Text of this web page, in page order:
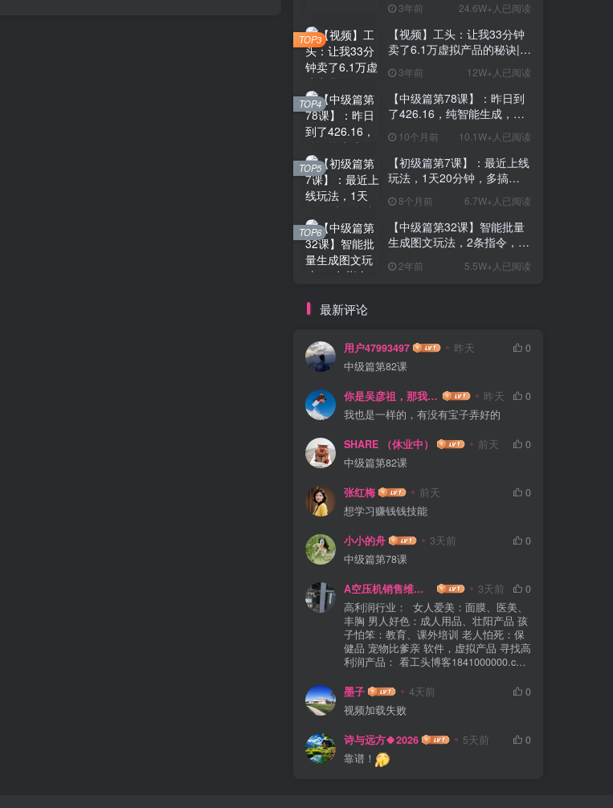
3年前 24.6W+人已阅读
【视频】工头：让我33分钟
卖了6.1万虚拟产品的秘诀|0
基础7天玩赚网络副业
3年前 12W+人已阅读
TOP3
【中级篇第78课】：昨日到
了426.16，纯智能生成，去
除痕迹！1天20分钟，1个月
多产8000+？
10个月前 10.1W+人已阅读
TOP4
【初级篇第7课】：最近上线
玩法，1天20分钟，多搞
100+，有人1天8000+？【亲
测有效】
8个月前 6.7W+人已阅读
TOP5
【中级篇第32课】智能批量
生成图文玩法，2条指令，每
950.04?？
2年前 5.5W+人已阅读
TOP6
最新评论
用户47993497 昨天
0
中级篇第82课
你是吴彦祖，那我是谁 昨天
0
我也是一样的，有没有宝子弄好的
SHARE （休业中） 前天
0
中级篇第82课
张红梅 前天
0
想学习赚钱钱技能
小小的舟 3天前
0
中级篇第78课
A空压机销售维修保养 3天前
0
高利润行业： 女人爱美：面膜、医美、
丰胸 男人好色：成人用品、壮阳产品 孩
子怕笨：教育、课外培训 老人怕死：保
健品 宠物比爹亲 软件，虚拟产品 寻找高
利润产品： 看工头博客1841000000.com
服务系统 流量系统 营销系统
墨子 4天前
0
视频加载失败
诗与远方🍀2026 5天前
0
靠谱！